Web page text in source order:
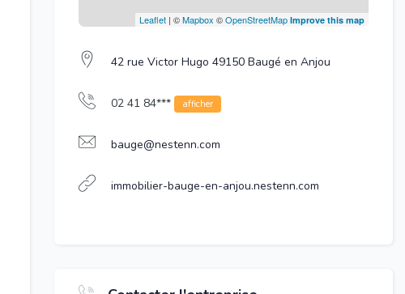
Leaflet| ©Mapbox ©OpenStreetMap Improve this map
42 rue Victor Hugo 49150 Baugé en Anjou
02 41 84*** afficher
bauge@nestenn.com
immobilier-bauge-en-anjou.nestenn.com